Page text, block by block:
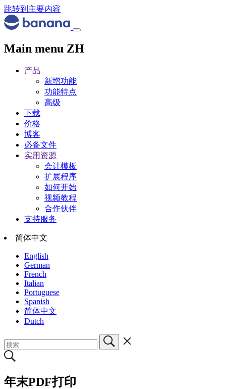
跳转到主要内容
Main menu ZH
产品
新增功能
功能特点
高级
下载
价格
博客
必备文件
实用资源
会计模板
扩展程序
如何开始
视频教程
合作伙伴
支持服务
简体中文
English
German
French
Italian
Portuguese
Spanish
简体中文
Dutch
年末PDF打印